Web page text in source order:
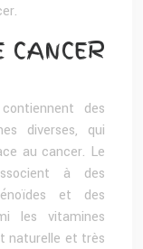
CANCER
des
diverses, qui
au cancer. Le
à des
et des
les vitamines
naturelle et très